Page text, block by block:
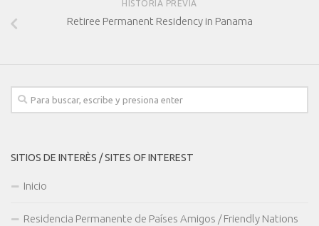
HISTORIA PREVIA
Retiree Permanent Residency in Panama
SITIOS DE INTERÈS / SITES OF INTEREST
Inicio
Residencia Permanente de Países Amigos / Friendly Nations